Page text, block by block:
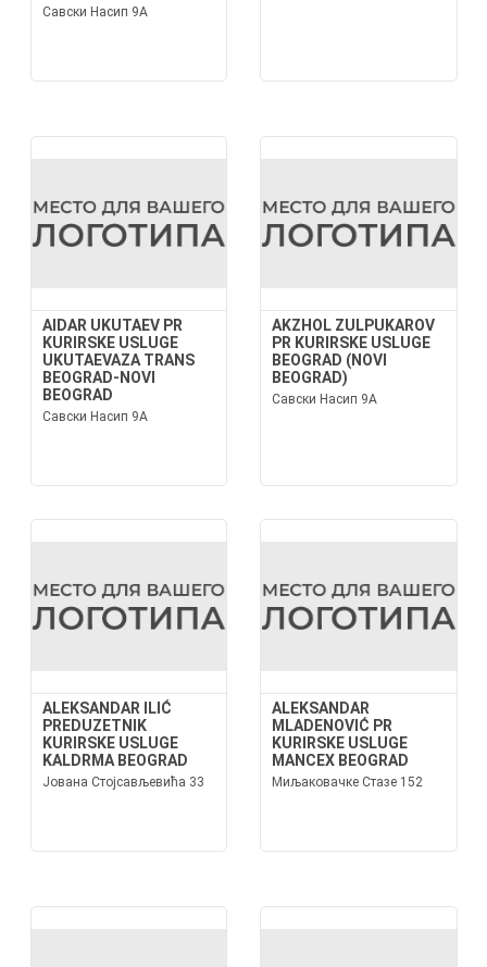
Савски Насип 9А
AIDAR UKUTAEV PR
KURIRSKE USLUGE
UKUTAEVAZA TRANS
BEOGRAD-NOVI
BEOGRAD
Савски Насип 9А
AKZHOL ZULPUKAROV
PR KURIRSKE USLUGE
BEOGRAD (NOVI
BEOGRAD)
Савски Насип 9А
ALEKSANDAR ILIĆ
PREDUZETNIK
KURIRSKE USLUGE
KALDRMA BEOGRAD
Јована Стојсављевића 33
ALEKSANDAR
MLADENOVIĆ PR
KURIRSKE USLUGE
MANCEX BEOGRAD
Миљаковачке Стазе 152